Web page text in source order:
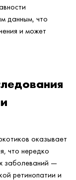
данным, что
и может
оказывает
что нередко
заболеваний —
ретинопатии и